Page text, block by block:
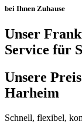
bei Ihnen Zuhause
Unser
Service für
Unsere
Harheim
Schnell, flexibel,